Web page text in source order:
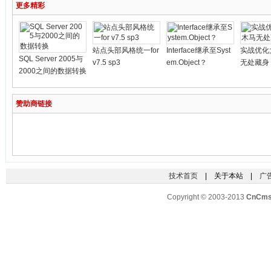
更多精彩
SQL Server 2005与
2000之间的数据转换
站点头部风格统一for
v7.5 sp3
Interface继承至Syst
em.Object？
实战优化
无处藏身
赞助商链接
技术首页| 关于本站 | 广
Copyright © 2003-2013